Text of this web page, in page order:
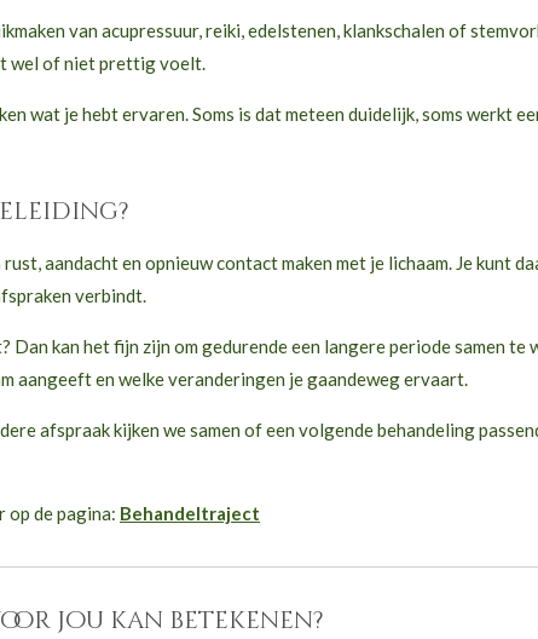
van acupressuur, reiki, edelstenen, klankschalen of
wel of niet prettig voelt.
wat je hebt ervaren. Soms is dat meteen duidelijk, soms werkt
aandacht en opnieuw contact maken met je lichaam. Je kunt
verbindt.
kan het fijn zijn om gedurende een langere periode samen te
aangeeft en welke veranderingen je gaandeweg ervaart.
afspraak kijken we samen of een volgende behandeling
op de pagina: Behandeltraject
jou kan betekenen?